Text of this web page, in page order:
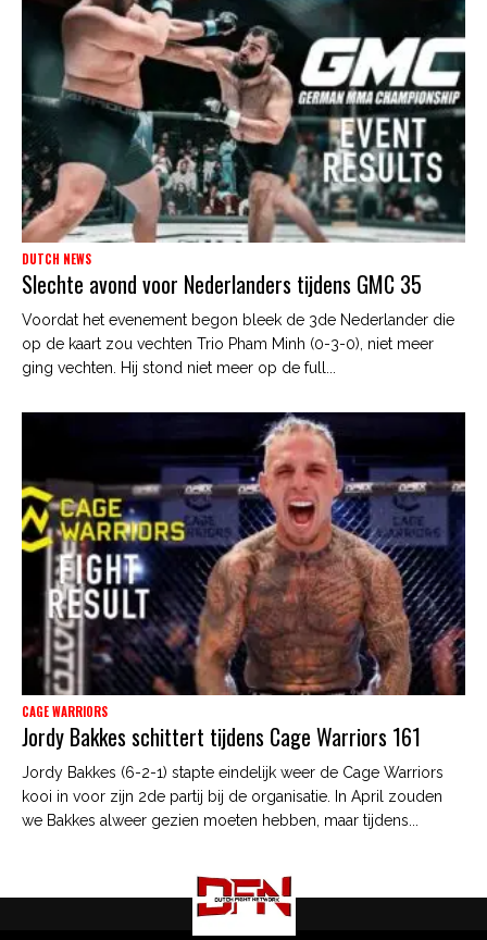
DUTCH NEWS
Slechte avond voor Nederlanders tijdens GMC 35
Voordat het evenement begon bleek de 3de Nederlander die
op de kaart zou vechten Trio Pham Minh (0-3-0), niet meer
ging vechten. Hij stond niet meer op de full...
CAGE WARRIORS
Jordy Bakkes schittert tijdens Cage Warriors 161
Jordy Bakkes (6-2-1) stapte eindelijk weer de Cage Warriors
kooi in voor zijn 2de partij bij de organisatie. In April zouden
we Bakkes alweer gezien moeten hebben, maar tijdens...